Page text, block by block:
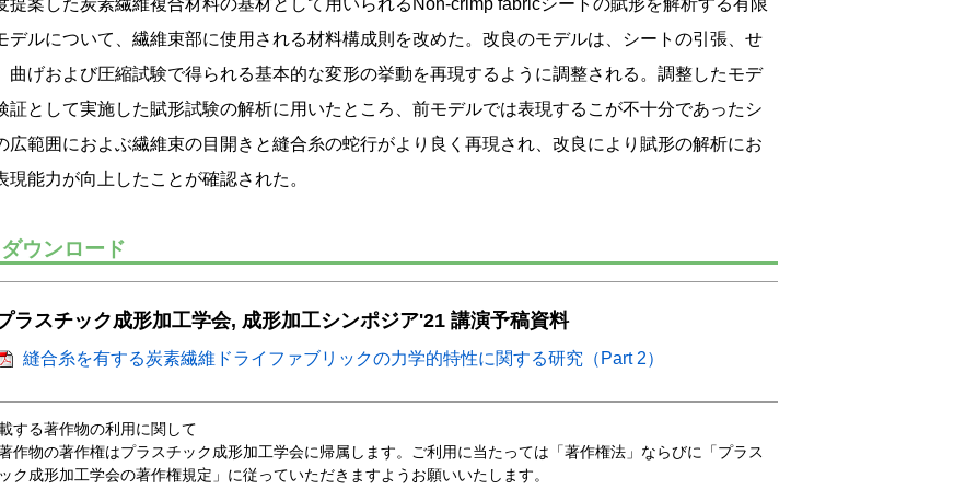
提案した炭素繊維複合材料の基材として用いられるNon-crimp fabricシートの賦形を解析する有限
デルについて、繊維束部に使用される材料構成則を改めた。改良のモデルは、シートの引張、せ
曲げおよび圧縮試験で得られる基本的な変形の挙動を再現するように調整される。調整したモデ
証として実施した賦形試験の解析に用いたところ、前モデルでは表現するこが不十分であったシ
広範囲におよぶ繊維束の目開きと縫合糸の蛇行がより良く再現され、改良により賦形の解析にお
現能力が向上したことが確認された。
ダウンロード
ラスチック成形加工学会, 成形加工シンポジア'21 講演予稿資料
縫合糸を有する炭素繊維ドライファブリックの力学的特性に関する研究（Part 2）
する著作物の利用に関して
作物の著作権はプラスチック成形加工学会に帰属します。ご利用に当たっては「著作権法」ならびに「プラス
ク成形加工学会の著作権規定」に従っていただきますようお願いいたします。